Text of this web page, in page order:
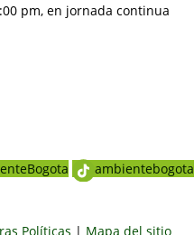
pm, en jornada continua
ambientebogota
Políticas | Mapa del sitio